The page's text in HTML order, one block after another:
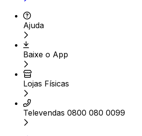
Ajuda
Baixe o App
Lojas Físicas
Televendas 0800 080 0099